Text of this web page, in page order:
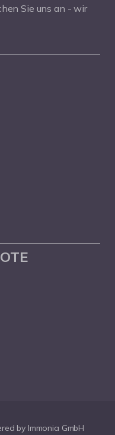
Sie uns an - wir
by Immonia GmbH